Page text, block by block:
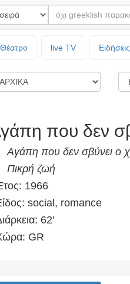
Θέατρο live TV Ειδήσεις
που δεν
Αγάπη που δεν σβύνει ο
Πικρή ζωή
1966
social, romance
62'
GR